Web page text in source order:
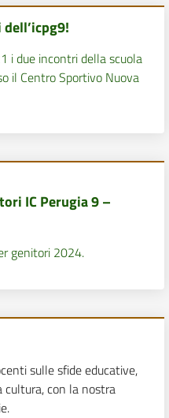
i due incontri della scuola
il Centro Sportivo Nuova
IC Perugia 9 –
genitori 2024.
sulle sfide educative,
cultura, con la nostra